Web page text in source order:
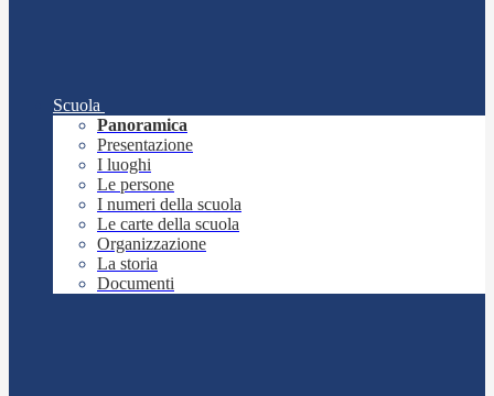
Scuola
Panoramica
Presentazione
I luoghi
Le persone
I numeri della scuola
Le carte della scuola
Organizzazione
La storia
Documenti